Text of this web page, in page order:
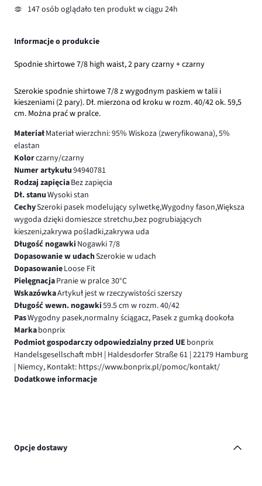
147 osób oglądało ten produkt w ciągu 24h
Informacje o produkcie
Spodnie shirtowe 7/8 high waist, 2 pary czarny + czarny
Szerokie spodnie shirtowe 7/8 z wygodnym paskiem w talii i
kieszeniami (2 pary). Dł. mierzona od kroku w rozm. 40/42 ok. 59,5
cm. Można prać w pralce.
MateriałMateriał wierzchni: 95% Wiskoza (zweryfikowana), 5%
elastan
Kolorczarny/czarny
Numer artykułu94940781
Rodzaj zapięciaBez zapięcia
Dł. stanuWysoki stan
CechySzeroki pasek modelujący sylwetkę,Wygodny fason,Większa
wygoda dzięki domieszce stretchu,bez pogrubiających
kieszeni,zakrywa pośladki,zakrywa uda
Długość nogawki Nogawki 7/8
Dopasowanie w udachSzerokie w udach
DopasowanieLoose Fit
PielęgnacjaPranie w pralce 30°C
WskazówkaArtykuł jest w rzeczywistości szerszy
Długość wewn. nogawki59.5 cm w rozm. 40/42
PasWygodny pasek,normalny ściągacz, Pasek z gumką dookoła
Markabonprix
Podmiot gospodarczy odpowiedzialny przed UE bonprix
Handelsgesellschaft mbH | Haldesdorfer Straße 61 | 22179 Hamburg
| Niemcy, Kontakt: https://www.bonprix.pl/pomoc/kontakt/
Dodatkowe informacje
Opcje dostawy